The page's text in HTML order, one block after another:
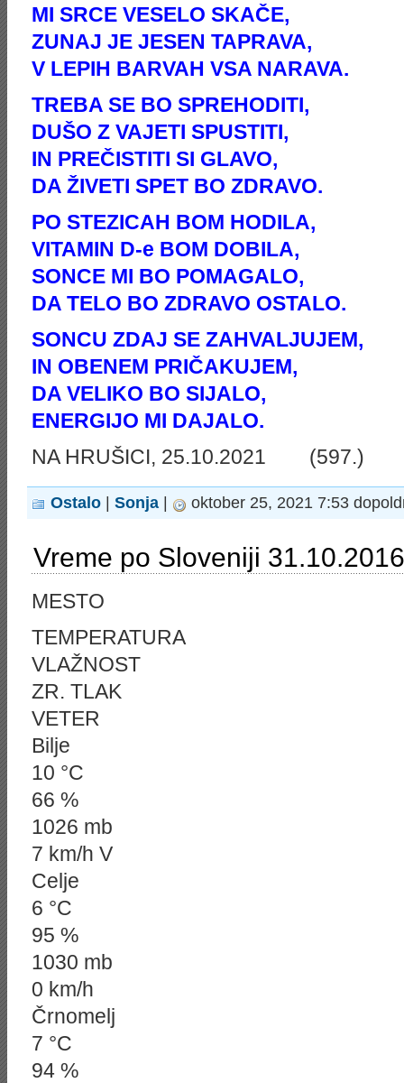
MI SRCE VESELO SKAČE,
ZUNAJ JE JESEN TAPRAVA,
V LEPIH BARVAH VSA NARAVA.
TREBA SE BO SPREHODITI,
DUŠO Z VAJETI SPUSTITI,
IN PREČISTITI SI GLAVO,
DA ŽIVETI SPET BO ZDRAVO.
PO STEZICAH BOM HODILA,
VITAMIN D-e BOM DOBILA,
SONCE MI BO POMAGALO,
DA TELO BO ZDRAVO OSTALO.
SONCU ZDAJ SE ZAHVALJUJEM,
IN OBENEM PRIČAKUJEM,
DA VELIKO BO SIJALO,
ENERGIJO MI DAJALO.
NA HRUŠICI, 25.10.2021 (597.)
Ostalo Sonja oktober 25, 2021 7:53
Vreme po Sloveniji
MESTO
TEMPERATURA
VLAŽNOST
ZR. TLAK
VETER
Bilje
10 °C
66 %
1026 mb
7 km/h V
Celje
6 °C
95 %
1030 mb
0 km/h
Črnomelj
7 °C
94 %